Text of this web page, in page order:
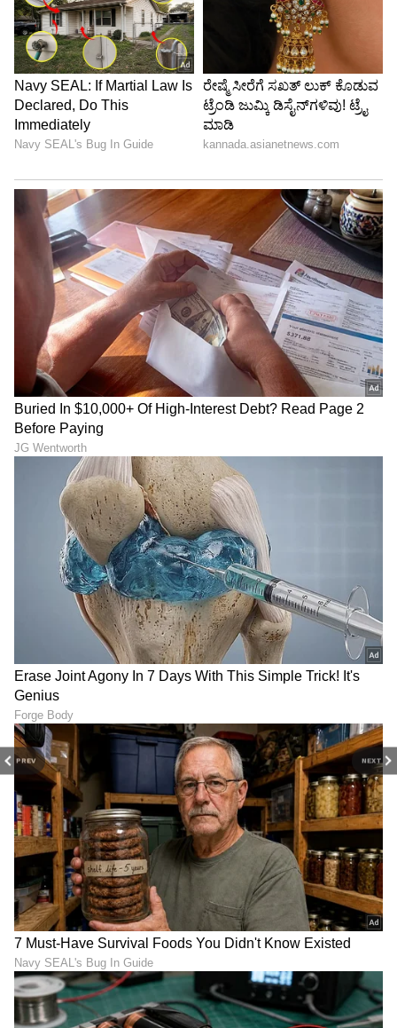
PREV NEXT
ಸೌಲಭ್ಯಗಳು ಸ್ವಿಫ್ಟ್ ಅನ್ನು ಸೆಕೆಂಡ್ ಹ್ಯಾಂಡ್
ಮಾರುಕಟ್ಟೆಯಲ್ಲೂ ಜನಪ್ರಿಯ ಮಾಡೆಲ್ ಆಗಿ ಉಳಿಸಿವೆ.
LATEST VIDEOS
ABOUT THE AUTHOR
Padmashree Bhat
ಪದ್ಮಶ್ರೀ ಭಟ್. ವಿಜಯವಾಣಿ, ಒನ್ ಇಂಡಿಯಾ, ವಿಜಯ ಕರ್ನಾಟಕ
ಸಂಸ್ಥೆಗಳಲ್ಲಿ ಕೆಲಸ ಮಾಡಿದ್ದು, ಒಟ್ಟು ಎಂಟು ವರ್ಷಗಳಿಗೂ ಅಧಿಕ
ವೃತ್ತಿಜೀವನದ ಅನುಭವವಿದೆ.‌ ಸಿನಿಮಾ, ಟಿವಿ ಕ್ಷೇತ್ರದಲ್ಲಿ ಆಸಕ್ತಿ ಇದ್ದು,
ಈಗಾಗಲೇ ಸಾಕಷ್ಟು ಸುಪ್ರಸಿದ್ಧ ತಾರೆಯರ, ಸಾಧಕರ ಸಂದರ್ಶನ
ಮಾಡಿರುವೆ. ಅಷ್ಟೇ ಅಲ್ಲದೆ ಬ್ಯೂಟಿ, ಆರೋಗ್ಯ, ಧಾರ್ಮಿಕ
ವಿಷಯಗಳನ್ನು ಬರೆಯೋದು ನಂಗಿಷ್ಟ. ಪುಸ್ತಕ ಓದುವುದು,
ಇನ್ನುಳಿದಂತೆ ಇತರರ ಸಂದರ್ಶನ ಕೇಳೋದು, ಪ್ರವಾಸ ನನ್ನ
ಹವ್ಯಾಸಗಳಲ್ಲೊಂದು. ಉತ್ತರ ಕನ್ನಡದ ಸಿರಸಿಯವಳು.
ಕಾರುಗಳು ಸುದ್ದಿ
DOWNLOAD APP
RECOMMENDED STORIES